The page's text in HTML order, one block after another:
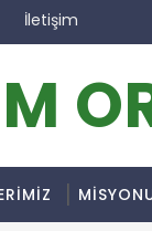
İletişim